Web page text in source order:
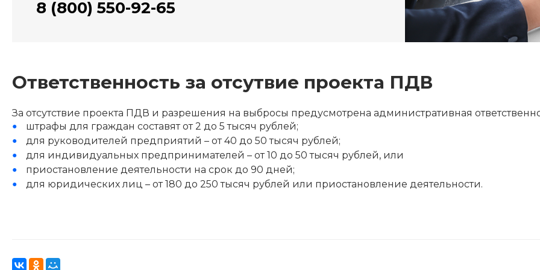
8 (800) 550-92-65
Ответственность за отсутвие проекта ПДВ
За отсутствие проекта ПДВ и разрешения на выбросы предусмотрена административная
штрафы для граждан составят от 2 до 5 тысяч рублей;
для руководителей предприятий – от 40 до 50 тысяч рублей;
для индивидуальных предпринимателей – от 10 до 50 тысяч рублей, или
приостановление деятельности на срок до 90 дней;
для юридических лиц – от 180 до 250 тысяч рублей или приостановление деятельности.